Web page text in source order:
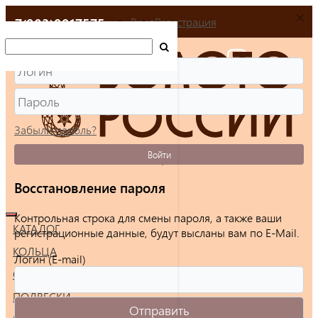
+7(903)9917575
КАТАЛОГ
КОЛЬЦА
СЕРЬГИ
ПОДВЕСКИ
ВходРегистрация
Забыли пароль?
Войти
Восстановление пароля
Контрольная строка для смены пароля, а также ваши
регистрационные данные, будут высланы вам по E-Mail.
Логин (E-mail)